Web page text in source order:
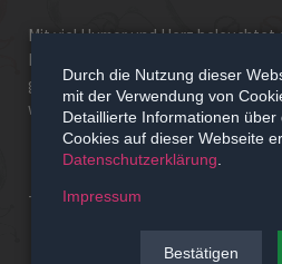
Mit viel Humor und Herz beleuchtet
Mitgefühl, Familie und den
gehört bis heute zu den Klassikern
wurde mehrfach für Theater, Film
Theater Camillo, Casper & Co.
Durch die Nutzung dieser
mit der Verwendung von
Detaillierte Informationen über
Cookies auf dieser Webseite
Datenschutzerklärung
Impressum
Bestätigen